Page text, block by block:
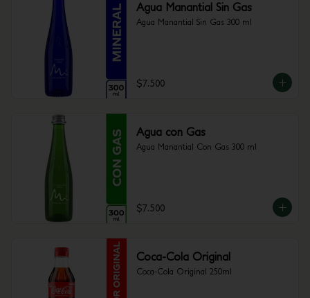
Agua Manantial Sin Gas
Agua Manantial Sin Gas 300 ml
$7.500
Agua con Gas
Agua Manantial Con Gas 300 ml
$7.500
Coca-Cola Original
Coca-Cola Original 250ml